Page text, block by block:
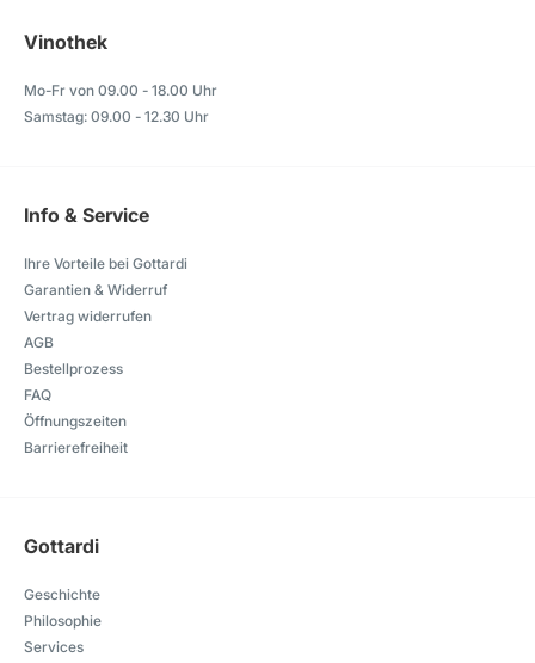
Vinothek
Mo-Fr von 09.00 - 18.00 Uhr
Samstag: 09.00 - 12.30 Uhr
Info & Service
Ihre Vorteile bei Gottardi
Garantien & Widerruf
Vertrag widerrufen
AGB
Bestellprozess
FAQ
Öffnungszeiten
Barrierefreiheit
Gottardi
Geschichte
Philosophie
Services